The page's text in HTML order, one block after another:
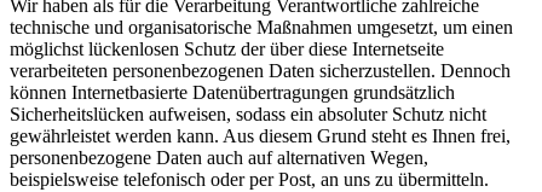
Wir haben als für die Verarbeitung Verantwortliche zahlreiche
technische und organisatorische Maßnahmen umgesetzt, um einen
möglichst lückenlosen Schutz der über diese Internetseite
verarbeiteten personenbezogenen Daten sicherzustellen. Dennoch
können Internetbasierte Datenübertragungen grundsätzlich
Sicherheitslücken aufweisen, sodass ein absoluter Schutz nicht
gewährleistet werden kann. Aus diesem Grund steht es Ihnen frei,
personenbezogene Daten auch auf alternativen Wegen,
beispielsweise telefonisch oder per Post, an uns zu übermitteln.